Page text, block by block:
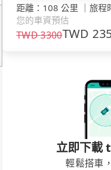
距離 ： 108 公里 ｜ 旅程
您的車資預估
TWD3300TWD
立即下載
輕鬆搭車